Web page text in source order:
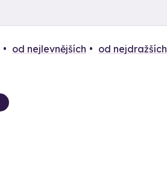
od nejlevnějších od nejdražších